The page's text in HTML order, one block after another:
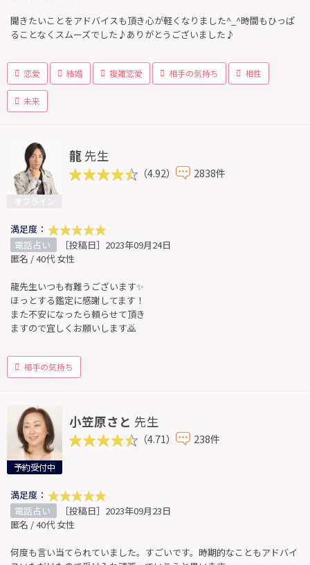
聞きたいことをアドバイスも頂き心が軽くなりました^_^時間もひっぱ
ることなくスムーズでした♪ありがとうございました♪
恋愛 結婚 複雑恋愛 相手の気持ち 相性
未来
龍 先生
（4.92） 2838件
満足度：
電話占い
［投稿日］2023年09月24日
匿名 / 40代 女性
龍先生いつも有難うございます✨
ほっとする鑑定に感謝してます！
また不安になったら頼らせて頂き
ますので宜しくお願いします🙇
相手の気持ち
予約受付中
小笠原さと 先生
（4.71） 238件
満足度：
電話占い
［投稿日］2023年09月23日
匿名 / 40代 女性
何度も言い当てられていました。すごいです。時期的なこともアドバイ